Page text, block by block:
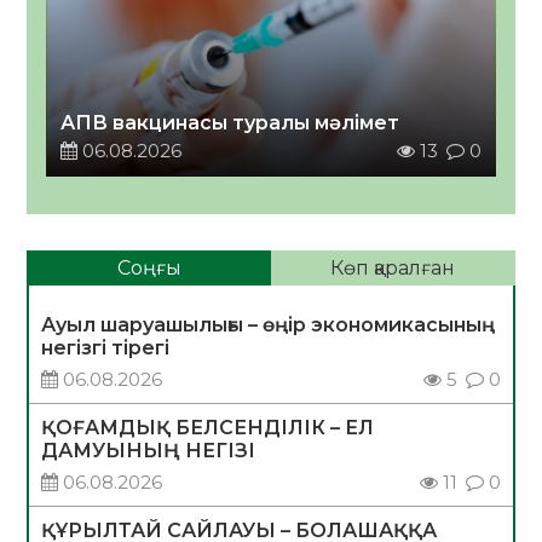
АПВ вакцинасы туралы мәлімет
06.08.2026
13 0
Соңғы Көп қаралған
Ауыл шаруашылығы – өңір экономикасының
негізгі тірегі
06.08.2026
5 0
ҚОҒАМДЫҚ БЕЛСЕНДІЛІК – ЕЛ
ДАМУЫНЫҢ НЕГІЗІ
06.08.2026
11 0
ҚҰРЫЛТАЙ САЙЛАУЫ – БОЛАШАҚҚА